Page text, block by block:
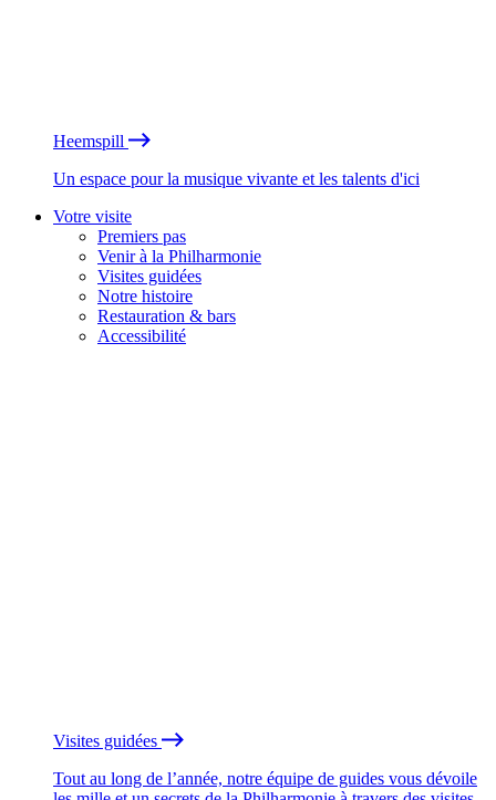
Heemspill
Un espace pour la musique vivante et les talents d'ici
Votre visite
Premiers pas
Venir à la Philharmonie
Visites guidées
Notre histoire
Restauration & bars
Accessibilité
Visites guidées
Tout au long de l’année, notre équipe de guides vous dévoile